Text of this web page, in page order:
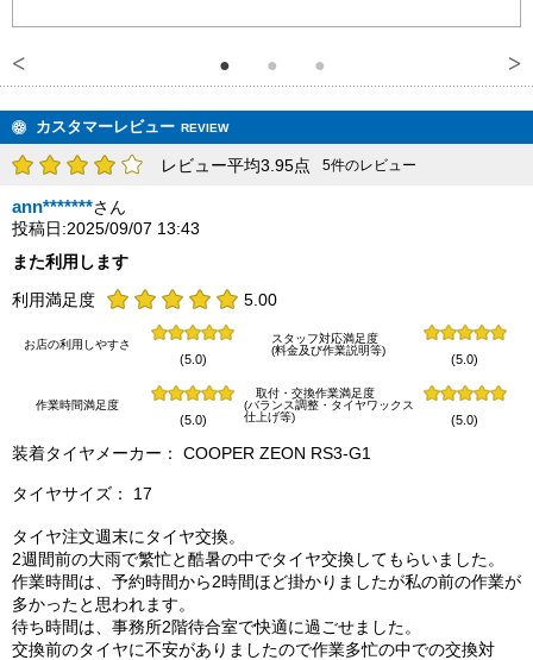
カスタマーレビュー REVIEW
レビュー平均3.95点 5件のレビュー
ann*******さん
投稿日:2025/09/07 13:43
また利用します
利用満足度
5.00
お店の利用しやすさ
(5.0)
スタッフ対応満足度
(料金及び作業説明等)
(5.0)
作業時間満足度
(5.0)
取付・交換作業満足度
(バランス調整・タイヤワックス
仕上げ等)
(5.0)
装着タイヤメーカー： COOPER ZEON RS3-G1
タイヤサイズ： 17
タイヤ注文週末にタイヤ交換。
2週間前の大雨で繁忙と酷暑の中でタイヤ交換してもらいました。
作業時間は、予約時間から2時間ほど掛かりましたが私の前の作業が
多かったと思われます。
待ち時間は、事務所2階待合室で快適に過ごせました。
交換前のタイヤに不安がありましたので作業多忙の中での交換対